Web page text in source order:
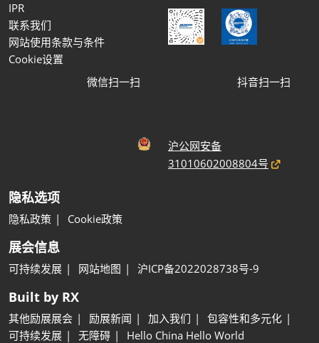
IPR
联系我们
网站使用条款与条件
Cookie设置
微信扫一扫 抖音扫一扫
沪公网安备
31010602008804号
隐私选项
隐私政策 Cookie政策
展会信息
可持续发展 网站地图 沪ICP备2022028738号-9
Built by RX
其他励展展会 励展新闻 加入我们
包容性和多元化
可持续发展
无障碍 Hello China Hello World